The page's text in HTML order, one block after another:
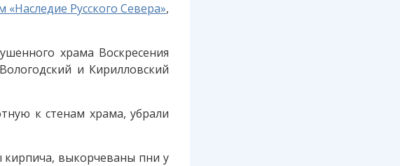
Русского Севера»,
храма Воскресения
и Кирилловский
к стенам храма, убрали
выкорчеваны пни у